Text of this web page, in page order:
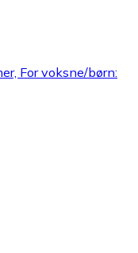
For voksne/børn: